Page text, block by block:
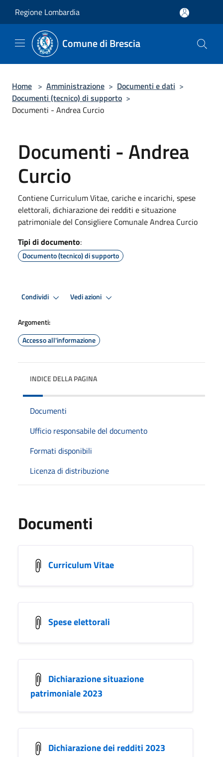
Regione Lombardia
Comune di Brescia
Home > Amministrazione > Documenti e dati >
Documenti (tecnico) di supporto >
Documenti - Andrea Curcio
Documenti - Andrea
Curcio
Contiene Curriculum Vitae, cariche e incarichi, spese
elettorali, dichiarazione dei redditi e situazione
patrimoniale del Consigliere Comunale Andrea Curcio
Tipi di documento:
Documento (tecnico) di supporto
Condividi Vedi azioni
Argomenti:
Accesso all'informazione
INDICE DELLA PAGINA
Documenti
Ufficio responsabile del documento
Formati disponibili
Licenza di distribuzione
Documenti
Curriculum Vitae
Spese elettorali
Dichiarazione situazione
patrimoniale 2023
Dichiarazione dei redditi 2023